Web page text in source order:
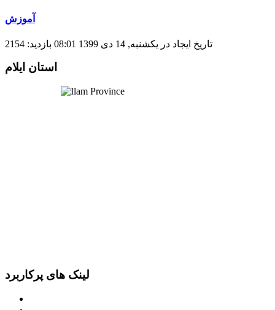
آموزش
تاریخ ایجاد در یکشنبه, 14 دی 1399 08:01 بازدید: 2154
استان ایلام
لینک های پرکاربرد